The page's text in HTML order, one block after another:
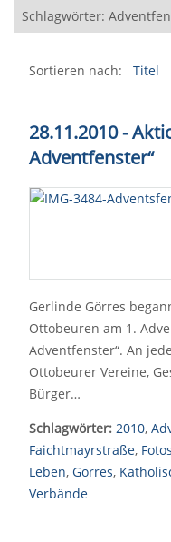
Schlagwörter:
Sortieren nach: Titel
28.11.2010 -
Adventfenster“
Gerlinde Görres
Ottobeuren am 1.
Adventfenster“. An
Ottobeurer Vereine,
Bürger…
Schlagwörter: 2010,
Faichtmayrstraße, Fotos
Leben, Görres,
Verbände